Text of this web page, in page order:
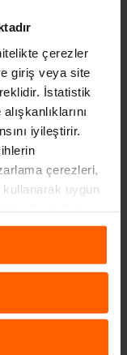
çerezler
giriş veya site
İstatistik
iyileştirir.
çerezleri,
uygun
fazla
Kiralama
Kiralama
Dış Hatlar
Araç